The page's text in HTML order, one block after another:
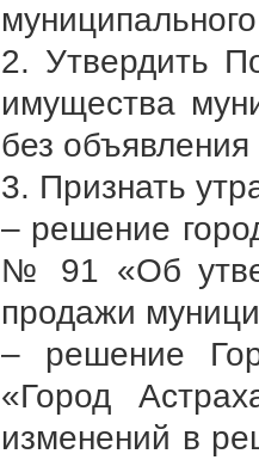
2. Утвердить
имущества
без
3. Признать
– решение
№ 91 «Об
продажи
– решение
«Город
изменений в